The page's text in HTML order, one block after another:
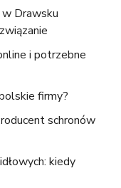
w Drawsku
i potrzebne
firmy?
schronów
kiedy